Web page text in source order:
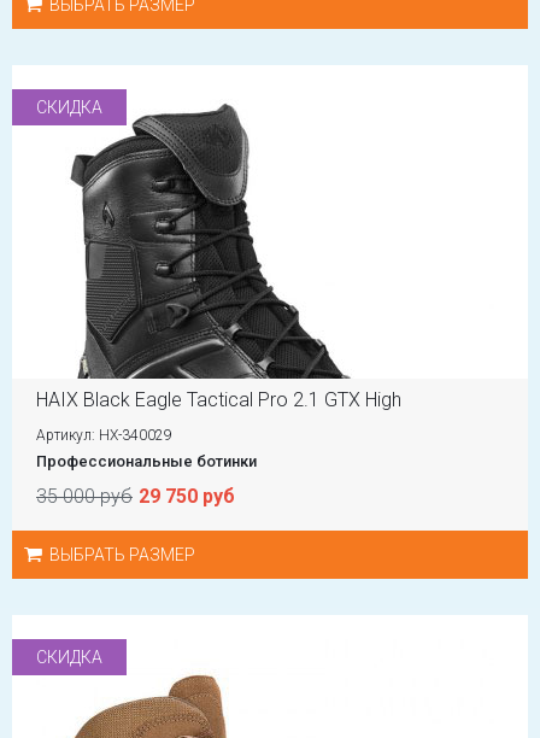
ВЫБРАТЬ РАЗМЕР
СКИДКА
HAIX Black Eagle Tactical Pro 2.1 GTX High
Артикул: HX-340029
Профессиональные ботинки
35 000 руб 29 750 руб
ВЫБРАТЬ РАЗМЕР
СКИДКА